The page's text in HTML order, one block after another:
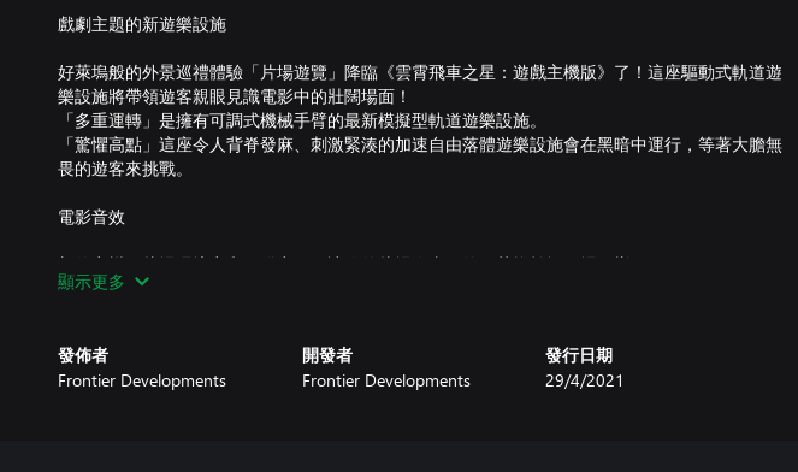
戲劇主題的新遊樂設施
好萊塢般的外景巡禮體驗「片場遊覽」降臨《雲霄飛車之星：遊戲主機版》了！這座驅動式軌道遊
樂設施將帶領遊客親眼見識電影中的壯闊場面！
「多重運轉」是擁有可調式機械手臂的最新模擬型軌道遊樂設施。
「驚懼高點」這座令人背脊發麻、刺激緊湊的加速自由落體遊樂設施會在黑暗中運行，等著大膽無
畏的遊客來挑戰。
電影音效
新的音樂、片場環境音和觸發音效，讓你的片場像真正的好萊塢拍攝現場一樣。
顯示更多
發佈者
Frontier Developments
開發者
Frontier Developments
發行日期
29/4/2021